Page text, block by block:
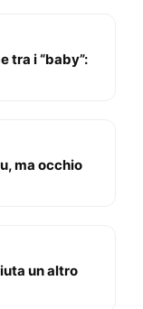
tra i “baby”:
ma occhio
un altro